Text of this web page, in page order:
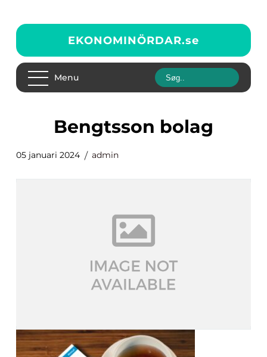
EKONOMINÖRDAR.se
Menu
bengtsson bolag
05 januari 2024 admin